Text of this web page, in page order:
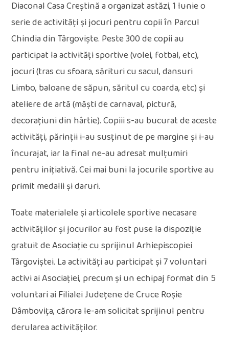
Diaconal Casa Creștină a organizat astăzi, 1 Iunie o
serie de activități și jocuri pentru copii în Parcul
Chindia din Târgoviște. Peste 300 de copii au
participat la activități sportive (volei, fotbal, etc),
jocuri (tras cu sfoara, sărituri cu sacul, dansuri
Limbo, baloane de săpun, săritul cu coarda, etc) și
ateliere de artă (măști de carnaval, pictură,
decorațiuni din hârtie). Copiii s-au bucurat de aceste
activități, părinții i-au susținut de pe margine și i-au
încurajat, iar la final ne-au adresat mulțumiri
pentru inițiativă. Cei mai buni la jocurile sportive au
primit medalii și daruri.
Toate materialele și articolele sportive necasare
activităților și jocurilor au fost puse la dispoziție
gratuit de Asociație cu sprijinul Arhiepiscopiei
Târgoviștei. La activități au participat și 7 voluntari
activi ai Asociației, precum și un echipaj format din 5
voluntari ai Filialei Județene de Cruce Roșie
Dâmbovița, cărora le-am solicitat sprijinul pentru
derularea activităților.